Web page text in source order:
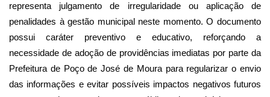
representa julgamento de irregularidade ou aplicação de
penalidades à gestão municipal neste momento. O documento
possui caráter preventivo e educativo, reforçando a
necessidade de adoção de providências imediatas por parte da
Prefeitura de Poço de José de Moura para regularizar o envio
das informações e evitar possíveis impactos negativos futuros